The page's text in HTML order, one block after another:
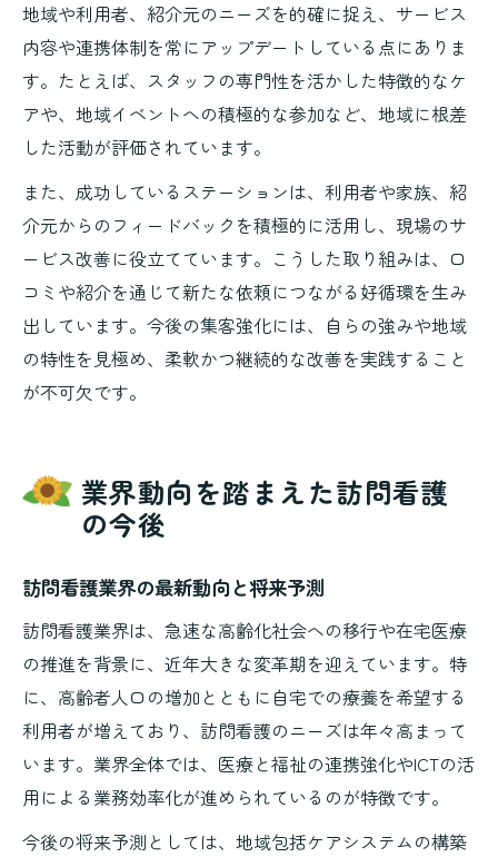
地域や利用者、紹介元のニーズを的確に捉え、サービス
内容や連携体制を常にアップデートしている点にありま
す。たとえば、スタッフの専門性を活かした特徴的なケ
アや、地域イベントへの積極的な参加など、地域に根差
した活動が評価されています。
また、成功しているステーションは、利用者や家族、紹
介元からのフィードバックを積極的に活用し、現場のサ
ービス改善に役立てています。こうした取り組みは、口
コミや紹介を通じて新たな依頼につながる好循環を生み
出しています。今後の集客強化には、自らの強みや地域
の特性を見極め、柔軟かつ継続的な改善を実践すること
が不可欠です。
業界動向を踏まえた訪問看護
の今後
訪問看護業界の最新動向と将来予測
訪問看護業界は、急速な高齢化社会への移行や在宅医療
の推進を背景に、近年大きな変革期を迎えています。特
に、高齢者人口の増加とともに自宅での療養を希望する
利用者が増えており、訪問看護のニーズは年々高まって
います。業界全体では、医療と福祉の連携強化やICTの活
用による業務効率化が進められているのが特徴です。
今後の将来予測としては、地域包括ケアシステムの構築